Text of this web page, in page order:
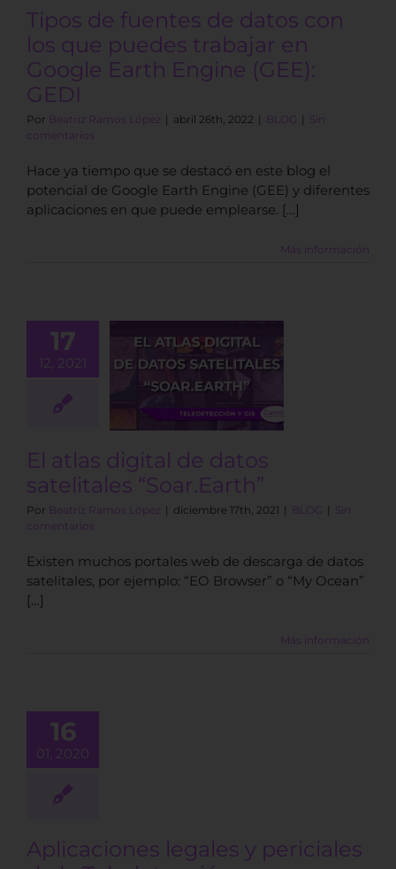
GEDI
BLOG
Tipos de fuentes de datos con
los que puedes trabajar en
Google Earth Engine (GEE):
GEDI
Por Beatriz Ramos López | abril 26th, 2022 | BLOG | Sin
comentarios
Hace ya tiempo que se destacó en este blog el
potencial de Google Earth Engine (GEE) y diferentes
aplicaciones en que puede emplearse. […]
Más información
17
12, 2021
digital de
El atlas digital de datos
satelitales “Soar.Earth”
Por Beatriz Ramos López | diciembre 17th, 2021 | BLOG | Sin
comentarios
Existen muchos portales web de descarga de datos
satelitales, por ejemplo: “EO Browser” o “My Ocean”
[…]
Más información
16
01, 2020
datos
satélite
y datos
BLOGAplicaciones legales y periciales